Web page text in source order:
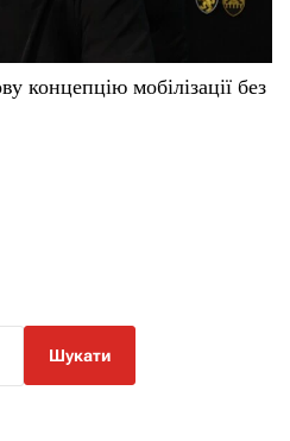
концепцію мобілізації без